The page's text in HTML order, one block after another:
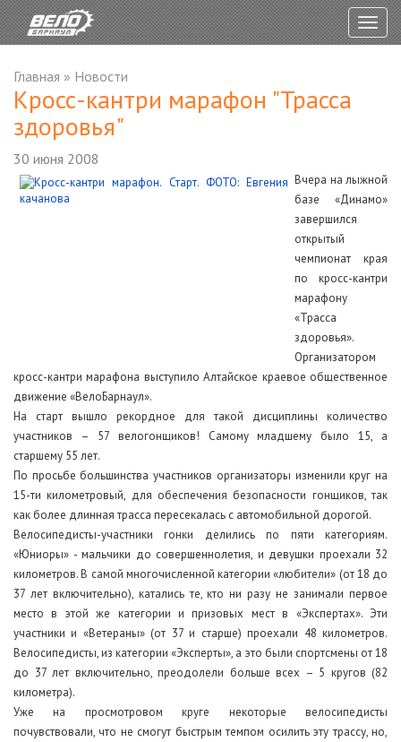
Главная » Новости
Кросс-кантри марафон "Трасса
здоровья"
30 июня 2008
Вчера на лыжной
базе «Динамо»
завершился
открытый
чемпионат края
по кросс-кантри
марафону
«Трасса
здоровья».
Организатором
кросс-кантри марафона выступило Алтайское краевое общественное
движение «ВелоБарнаул».
На старт вышло рекордное для такой дисциплины количество
участников – 57 велогонщиков! Самому младшему было 15, а
старшему 55 лет.
По просьбе большинства участников организаторы изменили круг на
15-ти километровый, для обеспечения безопасности гонщиков, так
как более длинная трасса пересекалась с автомобильной дорогой.
Велосипедисты-участники гонки делились по пяти категориям.
«Юниоры» - мальчики до совершеннолетия, и девушки проехали 32
километров. В самой многочисленной категории «любители» (от 18 до
37 лет включительно), катались те, кто ни разу не занимали первое
место в этой же категории и призовых мест в «Экспертах». Эти
участники и «Ветераны» (от 37 и старше) проехали 48 километров.
Велосипедисты, из категории «Эксперты», а это были спортсмены от 18
до 37 лет включительно, преодолели больше всех – 5 кругов (82
километра).
Уже на просмотровом круге некоторые велосипедисты
почувствовали, что не смогут быстрым темпом осилить эту трассу, но,